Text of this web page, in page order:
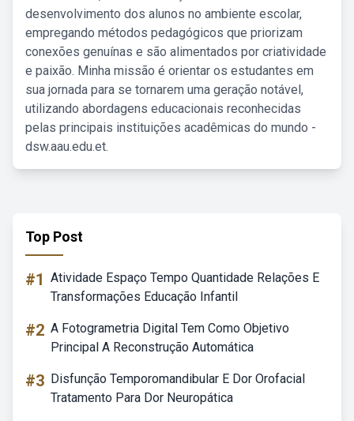
desenvolvimento dos alunos no ambiente escolar,
empregando métodos pedagógicos que priorizam
conexões genuínas e são alimentados por criatividade
e paixão. Minha missão é orientar os estudantes em
sua jornada para se tornarem uma geração notável,
utilizando abordagens educacionais reconhecidas
pelas principais instituições acadêmicas do mundo -
dsw.aau.edu.et.
Top Post
#1 Atividade Espaço Tempo Quantidade Relações E
Transformações Educação Infantil
#2 A Fotogrametria Digital Tem Como Objetivo
Principal A Reconstrução Automática
#3 Disfunção Temporomandibular E Dor Orofacial
Tratamento Para Dor Neuropática